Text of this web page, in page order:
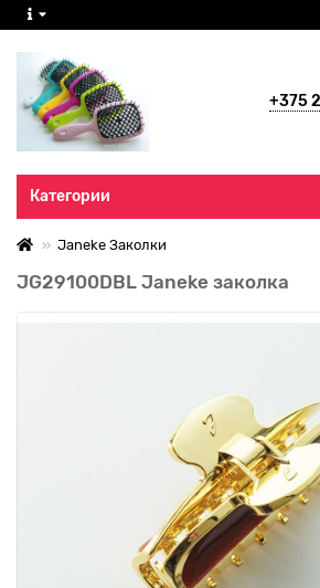
+375
Все категории
Категории
Janeke Заколки
JG29100DBL Janeke заколка